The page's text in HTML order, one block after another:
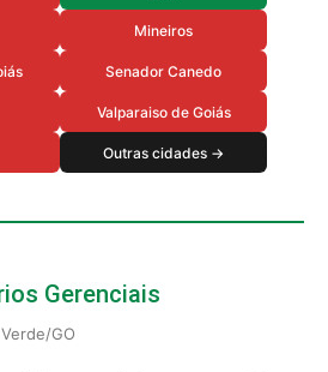
Mineiros
Senador Canedo
Valparaiso de Goiás
Outras cidades →
Gerenciais
GO